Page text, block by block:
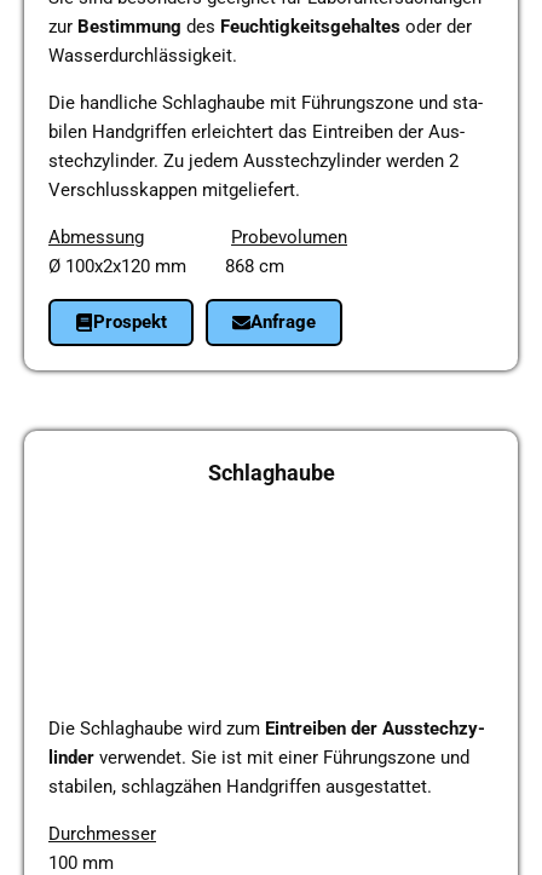
zur Bestim­mung des Feuch­tig­keits­ge­hal­tes oder der
Was­ser­durch­läs­sig­keit.
Die hand­li­che Schlag­hau­be mit Füh­rungs­zo­ne und sta­
bi­len Hand­grif­fen erleich­tert das Ein­trei­ben der Aus­
stech­zy­lin­der. Zu jedem Aus­stech­zy­lin­der werden 2
Ver­schluss­kap­pen mit­ge­lie­fert.
Abmes­sung
Pro­be­vo­lu­men
Ø 100x2x120 mm 868 cm
Pro­spekt Anfra­ge
Schlag­hau­be
Die Schlag­hau­be wird zum Ein­trei­ben der Aus­stech­zy­
lin­der ver­wen­det. Sie ist mit einer Füh­rungs­zo­ne und
sta­bi­len, schlag­zä­hen Hand­grif­fen aus­ge­stat­tet.
Durch­mes­ser
100 mm